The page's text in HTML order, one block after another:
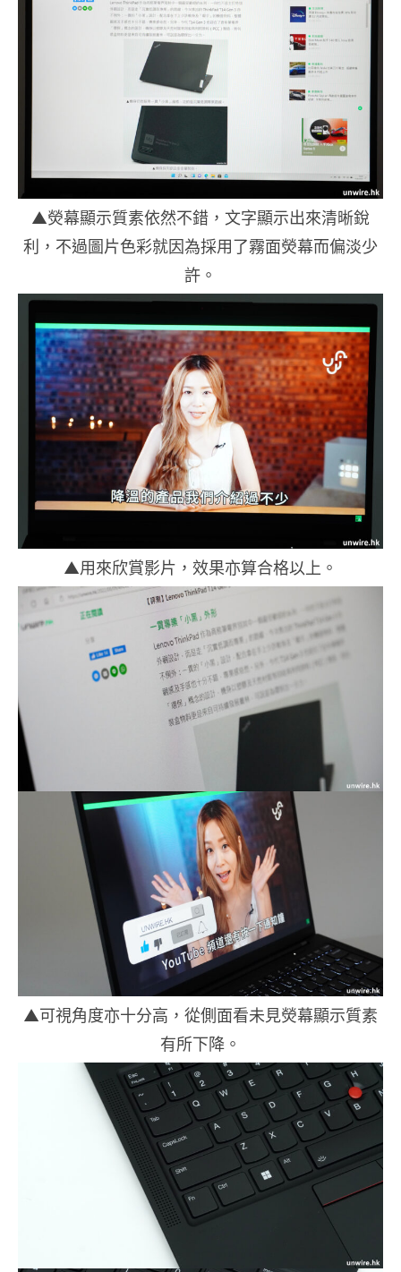
▲熒幕顯示質素依然不錯，文字顯示出來清晰銳
利，不過圖片色彩就因為採用了霧面熒幕而偏淡少
許。
▲用來欣賞影片，效果亦算合格以上。
▲可視角度亦十分高，從側面看未見熒幕顯示質素
有所下降。